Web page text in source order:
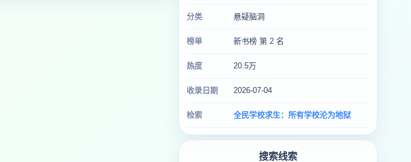
分类 悬疑脑洞
榜单 新书榜 第 2 名
热度 20.5万
收录日期 2026-07-04
检索 全民学校求生：所有学校沦为地狱
搜索线索